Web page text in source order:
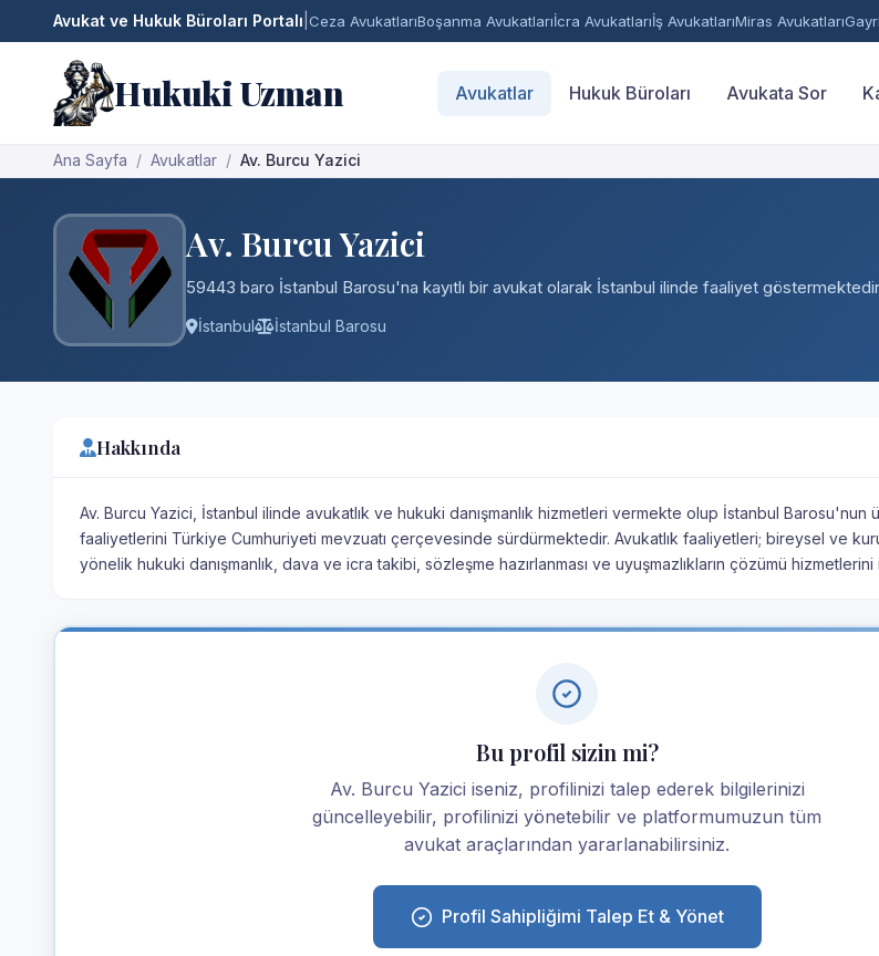
Avukat ve Hukuk Büroları Portalı Ceza AvukatlarıBoşanma Avukatlarıİcra Avukatlarıİş AvukatlarıMiras Avukatları
Hukuki Uzman Avukatlar Hukuk Büroları Avukata Sor
Ana Sayfa Avukatlar Av. Burcu Yazici
Av. Burcu Yazici
59443 baro İstanbul Barosu'na kayıtlı bir avukat olarak İstanbul ilinde faaliyet
İstanbul İstanbul Barosu
Hakkında
Av. Burcu Yazici, İstanbul ilinde avukatlık ve hukuki danışmanlık hizmetleri vermekte olup İstanbul Barosu'nun
faaliyetlerini Türkiye Cumhuriyeti mevzuatı çerçevesinde sürdürmektedir. Avukatlık faaliyetleri; bireysel ve
yönelik hukuki danışmanlık, dava ve icra takibi, sözleşme hazırlanması ve uyuşmazlıkların çözümü
Bu profil sizin mi?
Av. Burcu Yazici iseniz, profilinizi talep ederek bilgilerinizi
güncelleyebilir, profilinizi yönetebilir ve platformumuzun tüm
avukat araçlarından yararlanabilirsiniz.
Profil Sahipliğimi Talep Et & Yönet